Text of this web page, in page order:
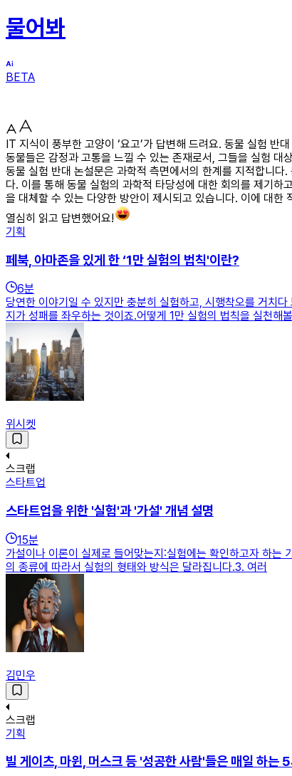
물어봐
BETA
IT 지식이 풍부한 고양이 ‘요고’가 답변해 드려요. 동물 실험 반
동물들은 감정과 고통을 느낄 수 있는 존재로서, 그들을 실험
동물 실험 반대 논설문은 과학적 측면에서의 한계를 지적합니
다. 이를 통해 동물 실험의 과학적 타당성에 대한 회의를 제기
을 대체할 수 있는 다양한 방안이 제시되고 있습니다. 이에 대
열심히 읽고 답변했어요!
기획
페북, 아마존을 있게 한 ‘1만 실험의 법칙'이란?
6분
당연한 이야기일 수 있지만 충분히 실험하고, 시행착오를 거치
지가 성패를 좌우하는 것이죠.어떻게 1만 실험의 법칙을 실천해볼
위시켓
스크랩
스타트업
스타트업을 위한 '실험'과 '가설' 개념 설명
15분
가설이나 이론이 실제로 들어맞는지:실험에는 확인하고자 하는
의 종류에 따라서 실험의 형태와 방식은 달라집니다.3. 여러
김민우
스크랩
기획
빌 게이츠, 마윈, 머스크 등 '성공한 사람'들은 매일 하는